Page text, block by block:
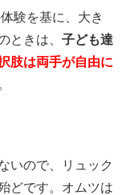
験を基に、大き
ときは、 子ども達
肢は両手が自由に
いので、リュック
どです。オムツは